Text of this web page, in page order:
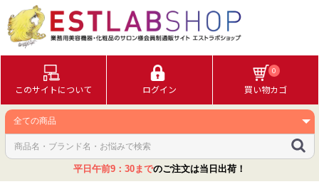
このサイトについて ログイン
0
買い物カゴ
平日午前9：30までのご注文は当日出荷！